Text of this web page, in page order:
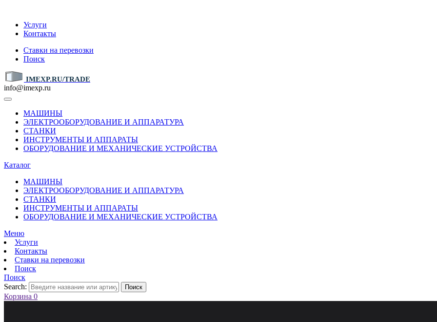
Услуги
Контакты
Ставки на перевозки
Поиск
IMEXP.RU/TRADE
info@imexp.ru
МАШИНЫ
ЭЛЕКТРООБОРУДОВАНИЕ И АППАРАТУРА
СТАНКИ
ИНСТРУМЕНТЫ И АППАРАТЫ
ОБОРУДОВАНИЕ И МЕХАНИЧЕСКИЕ УСТРОЙСТВА
Каталог
МАШИНЫ
ЭЛЕКТРООБОРУДОВАНИЕ И АППАРАТУРА
СТАНКИ
ИНСТРУМЕНТЫ И АППАРАТЫ
ОБОРУДОВАНИЕ И МЕХАНИЧЕСКИЕ УСТРОЙСТВА
Меню
Услуги
Контакты
Ставки на перевозки
Поиск
Поиск
Search:
Поиск
Корзина 0